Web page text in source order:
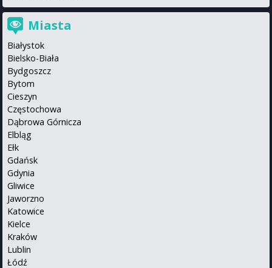
Miasta
Białystok
Bielsko-Biała
Bydgoszcz
Bytom
Cieszyn
Częstochowa
Dąbrowa Górnicza
Elbląg
Ełk
Gdańsk
Gdynia
Gliwice
Jaworzno
Katowice
Kielce
Kraków
Lublin
Łódź